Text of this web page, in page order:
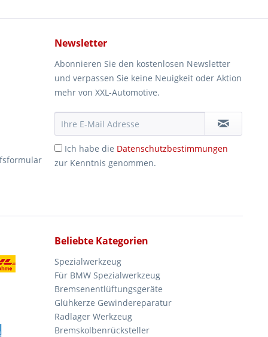
Newsletter
Abonnieren Sie den kostenlosen Newsletter
und verpassen Sie keine Neuigkeit oder Aktion
mehr von XXL-Automotive.
Ich habe die Datenschutzbestimmungen
zur Kenntnis genommen.
Beliebte Kategorien
Spezialwerkzeug
Für BMW Spezialwerkzeug
Bremsenentlüftungsgeräte
Glühkerze Gewindereparatur
Radlager Werkzeug
Bremskolbenrücksteller